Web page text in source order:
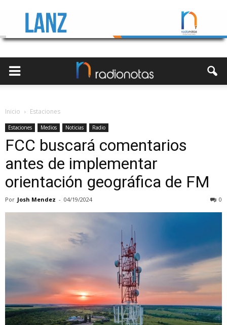
Inicio Estaciones
Estaciones Medios Noticias Radio
FCC buscará comentarios
antes de implementar
orientación geográfica de FM
Por Josh Mendez - 04/19/2024 0